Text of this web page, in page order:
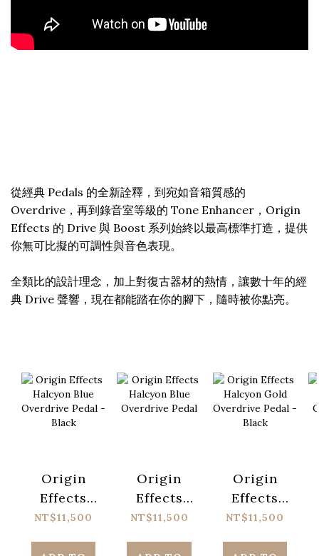
從經典 Pedals 的全新詮釋，到宛如音箱質感的
Overdrive，再到錄音室等級的 Tone Enhancer，Origin
Effects 的 Drive 與 Boost 系列始終以最高標準打造，提供
你無可比擬的可調性與音色表現。
全類比的設計理念，加上對復古器材的熱情，讓數十年的經
典 Drive 聲響，現在都能踏在你的腳下，隨時被你點亮。
Origin
Effects
Halcyon
NT$11,500
Origin
Effects
Halcyon
NT$11,500
Origin
Effects
Halcyon
NT$11,500